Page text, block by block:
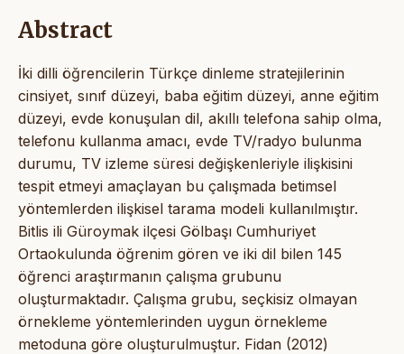
Abstract
İki dilli öğrencilerin Türkçe dinleme stratejilerinin
cinsiyet, sınıf düzeyi, baba eğitim düzeyi, anne eğitim
düzeyi, evde konuşulan dil, akıllı telefona sahip olma,
telefonu kullanma amacı, evde TV/radyo bulunma
durumu, TV izleme süresi değişkenleriyle ilişkisini
tespit etmeyi amaçlayan bu çalışmada betimsel
yöntemlerden ilişkisel tarama modeli kullanılmıştır.
Bitlis ili Güroymak ilçesi Gölbaşı Cumhuriyet
Ortaokulunda öğrenim gören ve iki dil bilen 145
öğrenci araştırmanın çalışma grubunu
oluşturmaktadır. Çalışma grubu, seçkisiz olmayan
örnekleme yöntemlerinden uygun örnekleme
metoduna göre oluşturulmuştur. Fidan (2012)